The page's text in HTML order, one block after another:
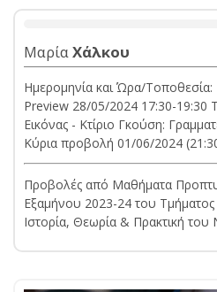
Μαρία Χάλκου
Ημερομηνία και Ώρα/Τοποθεσία:
Preview 28/05/2024 17:30-19:30
Εικόνας - Κτίριο Γκούση:
Κύρια προβολή 01/06/2024
Προβολές από Μαθήματα
Εξαμήνου 2023-24 του
Ιστορία, Θεωρία & Πρακτική του